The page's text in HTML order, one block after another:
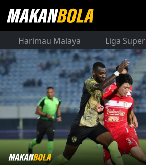
Harimau Malaya Liga Super